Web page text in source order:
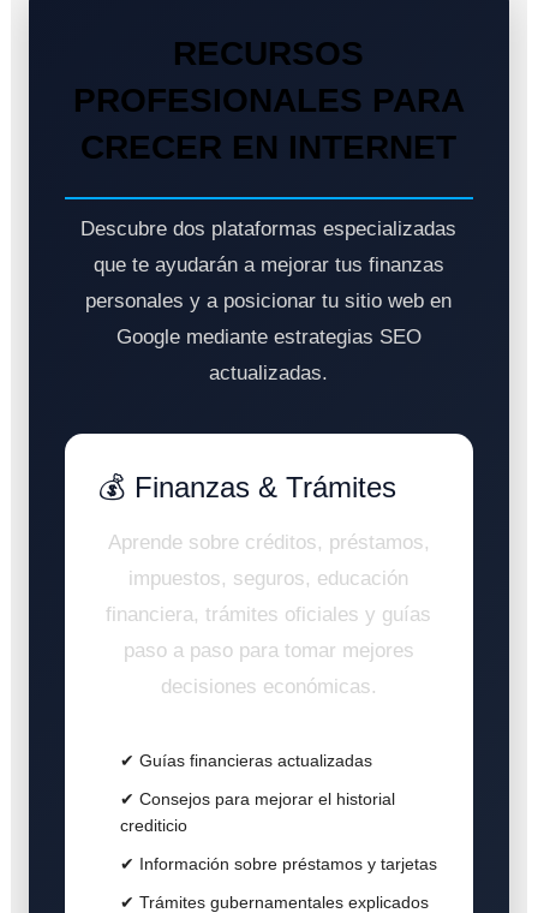
RECURSOS
PROFESIONALES PARA
CRECER EN INTERNET
Descubre dos plataformas especializadas
que te ayudarán a mejorar tus finanzas
personales y a posicionar tu sitio web en
Google mediante estrategias SEO
actualizadas.
💰 Finanzas & Trámites
Aprende sobre créditos, préstamos,
impuestos, seguros, educación
financiera, trámites oficiales y guías
paso a paso para tomar mejores
decisiones económicas.
✔ Guías financieras actualizadas
✔ Consejos para mejorar el historial
crediticio
✔ Información sobre préstamos y tarjetas
✔ Trámites gubernamentales explicados